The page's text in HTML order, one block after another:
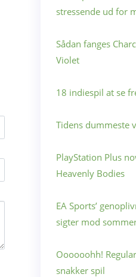
stressende ud for
Sådan fanges
Violet
18 indiespil at se
Tidens dummeste
PlayStation Plus
Heavenly Bodies
EA Sports’
sigter mod
Oooooohh!
snakker spil